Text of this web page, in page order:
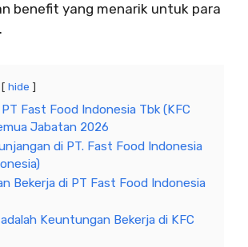
benefit yang menarik untuk para
hide
Fast Food Indonesia Tbk (KFC
Jabatan 2026
di PT. Fast Food Indonesia
Bekerja di PT Fast Food Indonesia
Keuntungan Bekerja di KFC